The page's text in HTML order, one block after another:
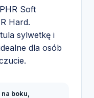
Soft
Hard.
sylwetkę i
dla osób
boku,